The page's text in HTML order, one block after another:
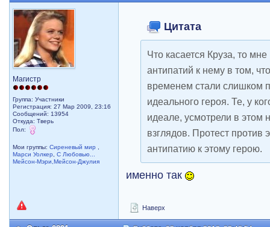
Магистр
Группа: Участники
Регистрация: 27 Мар 2009, 23:16
Сообщений: 13954
Откуда: Тверь
Пол:
Мои группы:Сиреневый мир
Марси Уолкер
,С Любовью...
Мейсон-Мэри,Мейсон-Джулия
Цитата
Что касается Круза, то
антипатий к нему в том,
временем стали слишком
идеального героя. Те, у
идеале, усмотрели в этом
взглядов. Протест против
антипатию к этому герою.
именно так
Наверх